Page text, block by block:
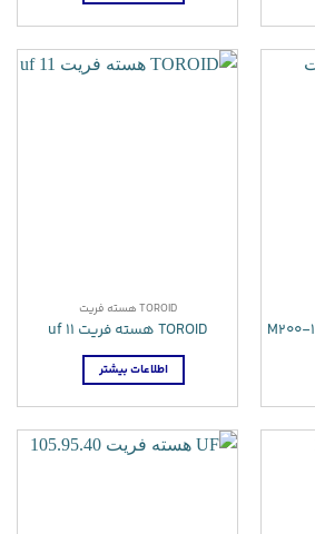
TOROID هسته فریت
TOROID هسته فریت uf 11
اطلاعات بیشتر